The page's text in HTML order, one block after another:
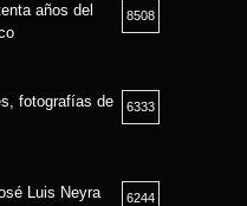
años del
8508
fotografías de
6333
Luis Neyra
6244